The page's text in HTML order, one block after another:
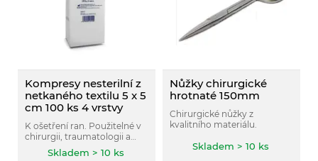
Kompresy nesterilní z
netkaného textilu 5 x 5
cm 100 ks 4 vrstvy
K ošetření ran. Použitelné v
chirurgii, traumatologii a
dalších lékařských oborech.
Skladem > 10 ks
Nůžky chirurgické
hrotnaté 150mm
Chirurgické nůžky z
kvalitního materiálu.
Skladem > 10 ks